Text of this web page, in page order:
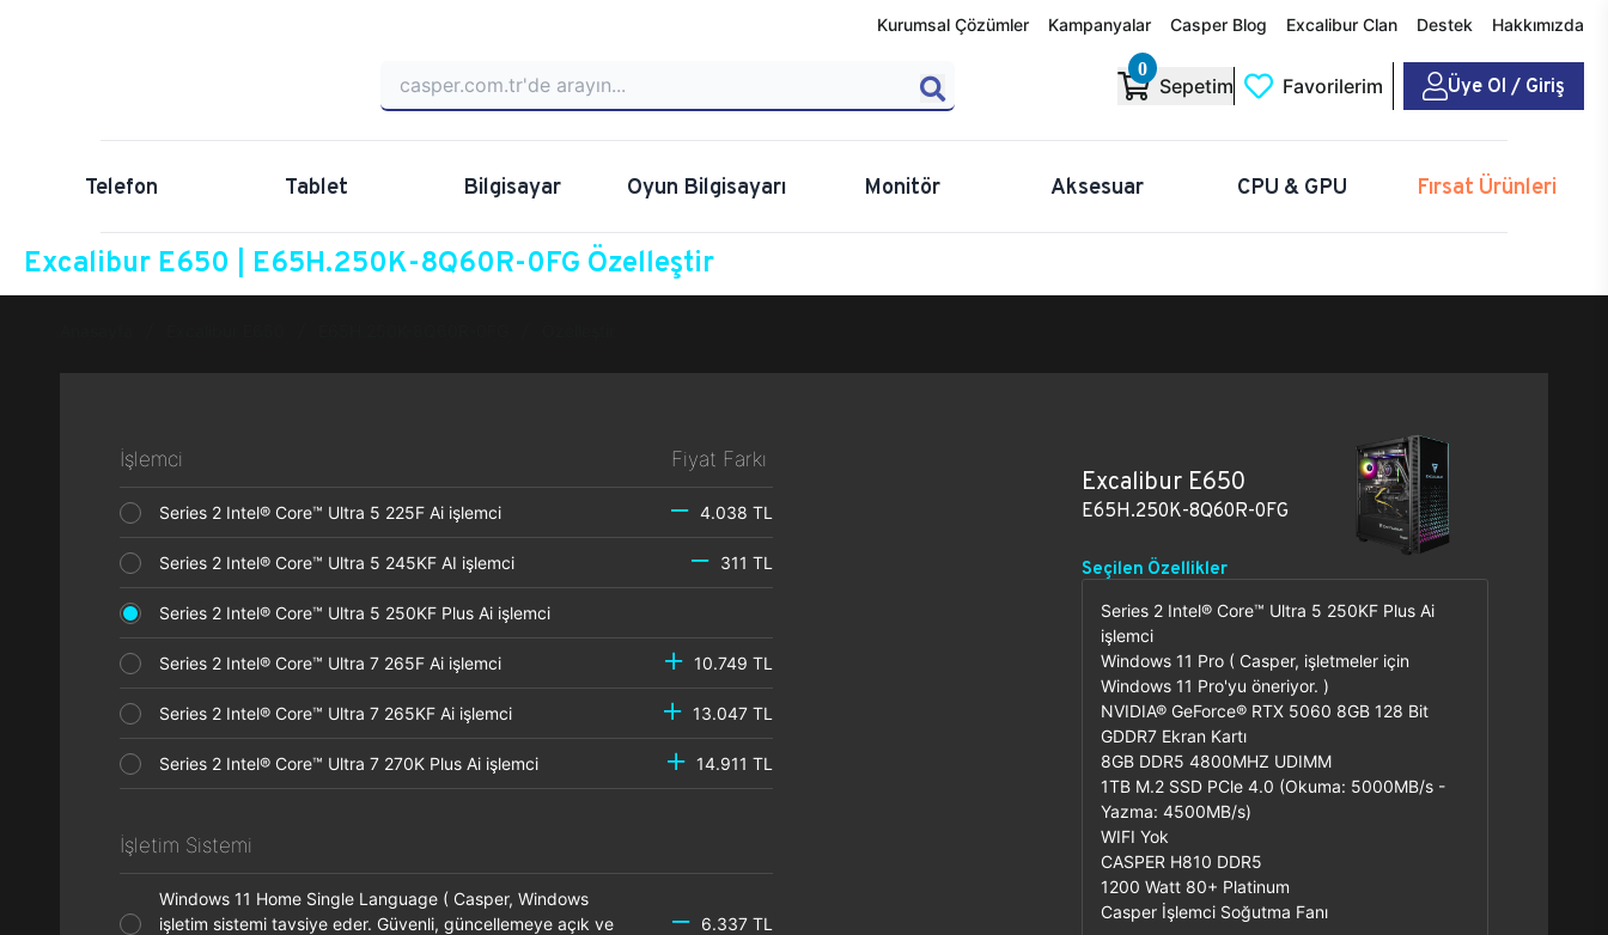
Kurumsal Çözümler Kampanyalar Casper Blog Excalibur Clan Destek Hakkımızda
0
Sepetim Favorilerim Üye Ol / Giriş
Telefon Tablet Bilgisayar Oyun Bilgisayarı Monitör Aksesuar CPU & GPU Fırsat Ürünleri
Excalibur E650 | E65H.250K-8Q60R-0FG Özelleştir
İşlemci Fiyat Farkı
Series 2 Intel® Core™ Ultra 5 225F Ai işlemci 4.038 TL
Series 2 Intel® Core™ Ultra 5 245KF AI işlemci 311 TL
Series 2 Intel® Core™ Ultra 5 250KF Plus Ai işlemci
Series 2 Intel® Core™ Ultra 7 265F Ai işlemci 10.749 TL
Series 2 Intel® Core™ Ultra 7 265KF Ai işlemci 13.047 TL
Series 2 Intel® Core™ Ultra 7 270K Plus Ai işlemci 14.911 TL
İşletim Sistemi
Windows 11 Home Single Language ( Casper, Windows
işletim sistemi tavsiye eder. Güvenli, güncellemeye açık ve
6.337 TL
Excalibur E650
E65H.250K-8Q60R-0FG
Seçilen Özellikler
Series 2 Intel® Core™ Ultra 5 250KF Plus Ai
işlemci
Windows 11 Pro ( Casper, işletmeler için
Windows 11 Pro'yu öneriyor. )
NVIDIA® GeForce® RTX 5060 8GB 128 Bit
GDDR7 Ekran Kartı
8GB DDR5 4800MHZ UDIMM
1TB M.2 SSD PCle 4.0 (Okuma: 5000MB/s -
Yazma: 4500MB/s)
WIFI Yok
CASPER H810 DDR5
1200 Watt 80+ Platinum
Casper İşlemci Soğutma Fanı